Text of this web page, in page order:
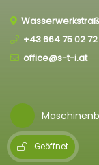
+43 664 75 02 72
office@s-t-i.at
Geöffnet